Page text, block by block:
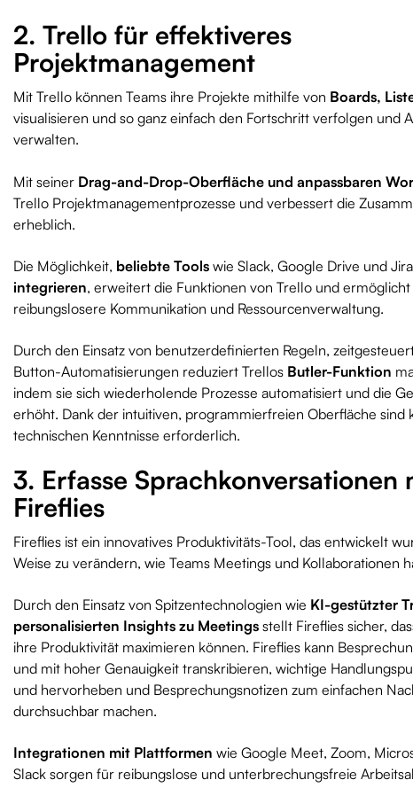
2. Trello für effektiveres
Projektmanagement
Mit Trello können Teams ihre Projekte mithilfe von Boards,
visualisieren und so ganz einfach den Fortschritt verfolgen und
verwalten.
Mit seiner Drag-and-Drop-Oberfläche und anpassbaren
Trello Projektmanagementprozesse und verbessert die
erheblich.
Die Möglichkeit, beliebte Toolswie Slack, Google Drive und Jira
integrieren, erweitert die Funktionen von Trello und
reibungslosere Kommunikation und Ressourcenverwaltung.
Durch den Einsatz von benutzerdefinierten Regeln,
Button-Automatisierungen reduziert Trellos Butler-Funktion
indem sie sich wiederholende Prozesse automatisiert und die
erhöht. Dank der intuitiven, programmierfreien Oberfläche sind
technischen Kenntnisse erforderlich.
3. Erfasse Sprachkonversationen
Fireflies
Fireflies ist ein innovatives Produktivitäts-Tool, das entwickelt
Weise zu verändern, wie Teams Meetings und Kollaborationen
Durch den Einsatz von Spitzentechnologien wie KI-gestützter
personalisierten Insights zu Meetingsstellt Fireflies sicher,
ihre Produktivität maximieren können. Fireflies kann
und mit hoher Genauigkeit transkribieren, wichtige
und hervorheben und Besprechungsnotizen zum einfachen
durchsuchbar machen.
Integrationen mit Plattformen wie Google Meet, Zoom,
Slack sorgen für reibungslose und unterbrechungsfreie